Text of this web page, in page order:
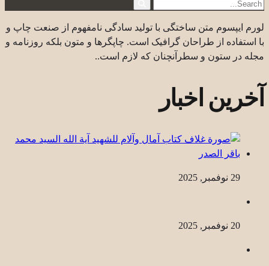
لورم ایپسوم متن ساختگی با تولید سادگی نامفهوم از صنعت چاپ و
با استفاده از طراحان گرافیک است. چاپگرها و متون بلکه روزنامه و
مجله در ستون و سطرآنچنان که لازم است..
آخرین اخبار
29 نوفمبر, 2025
20 نوفمبر, 2025